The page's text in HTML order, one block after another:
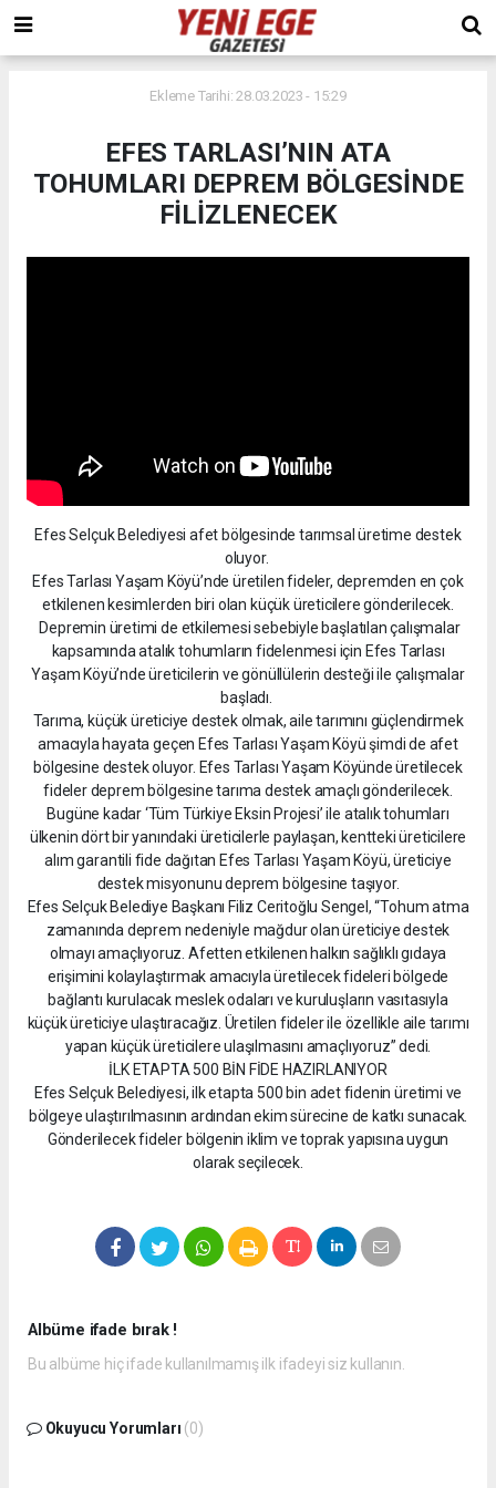
Ekleme Tarihi: 28.03.2023 - 15:29
EFES TARLASI’NIN ATA
TOHUMLARI DEPREM BÖLGESİNDE
FİLİZLENECEK
Efes Selçuk Belediyesi afet bölgesinde tarımsal üretime destek
oluyor.
Efes Tarlası Yaşam Köyü’nde üretilen fideler, depremden en çok
etkilenen kesimlerden biri olan küçük üreticilere gönderilecek.
Depremin üretimi de etkilemesi sebebiyle başlatılan çalışmalar
kapsamında atalık tohumların fidelenmesi için Efes Tarlası
Yaşam Köyü’nde üreticilerin ve gönüllülerin desteği ile çalışmalar
başladı.
Tarıma, küçük üreticiye destek olmak, aile tarımını güçlendirmek
amacıyla hayata geçen Efes Tarlası Yaşam Köyü şimdi de afet
bölgesine destek oluyor. Efes Tarlası Yaşam Köyünde üretilecek
fideler deprem bölgesine tarıma destek amaçlı gönderilecek.
Bugüne kadar ‘Tüm Türkiye Eksin Projesi’ ile atalık tohumları
ülkenin dört bir yanındaki üreticilerle paylaşan, kentteki üreticilere
alım garantili fide dağıtan Efes Tarlası Yaşam Köyü, üreticiye
destek misyonunu deprem bölgesine taşıyor.
Efes Selçuk Belediye Başkanı Filiz Ceritoğlu Sengel, “Tohum atma
zamanında deprem nedeniyle mağdur olan üreticiye destek
olmayı amaçlıyoruz. Afetten etkilenen halkın sağlıklı gıdaya
erişimini kolaylaştırmak amacıyla üretilecek fideleri bölgede
bağlantı kurulacak meslek odaları ve kuruluşların vasıtasıyla
küçük üreticiye ulaştıracağız. Üretilen fideler ile özellikle aile tarımı
yapan küçük üreticilere ulaşılmasını amaçlıyoruz” dedi.
İLK ETAPTA 500 BİN FİDE HAZIRLANIYOR
Efes Selçuk Belediyesi, ilk etapta 500 bin adet fidenin üretimi ve
bölgeye ulaştırılmasının ardından ekim sürecine de katkı sunacak.
Gönderilecek fideler bölgenin iklim ve toprak yapısına uygun
olarak seçilecek.
Albüme ifade bırak !
Bu albüme hiç ifade kullanılmamış ilk ifadeyi siz kullanın.
Okuyucu Yorumları (0)